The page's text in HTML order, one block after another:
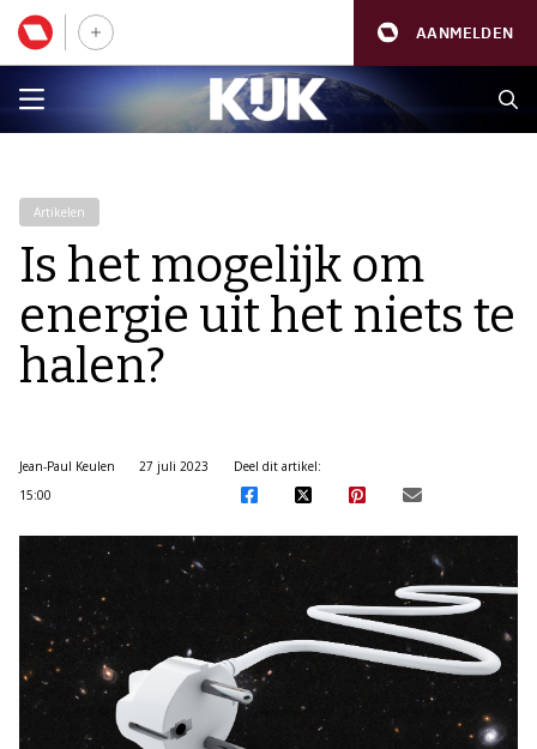
AANMELDEN
Artikelen
Is het mogelijk om
energie uit het niets te
halen?
Jean-Paul Keulen
27 juli 2023
15:00
Deel dit artikel: